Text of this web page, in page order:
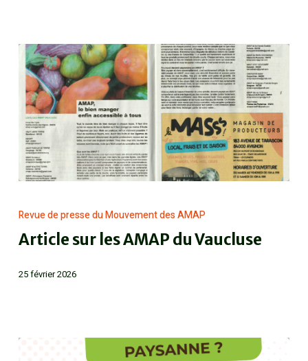
Revue de presse du Mouvement des AMAP
Article sur les AMAP du Vaucluse
25 février 2026